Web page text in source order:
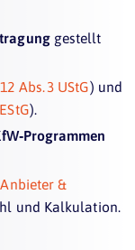
gestellt
Abs. 3 UStG) und
).
&
und Kalkulation.